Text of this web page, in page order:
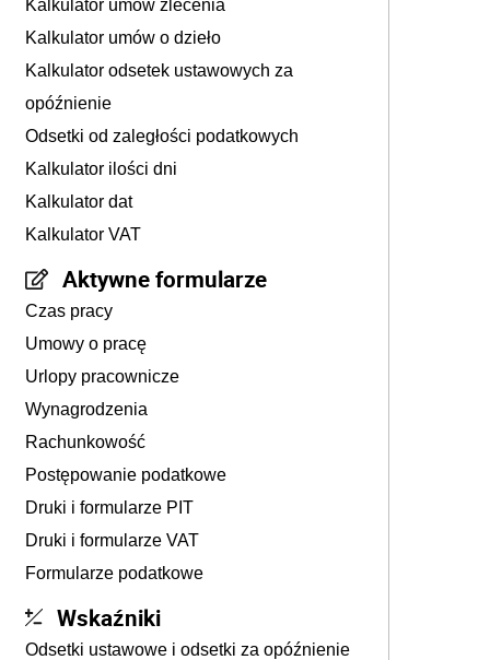
Kalkulator umów zlecenia
Kalkulator umów o dzieło
Kalkulator odsetek ustawowych za
opóźnienie
Odsetki od zaległości podatkowych
Kalkulator ilości dni
Kalkulator dat
Kalkulator VAT
Aktywne formularze
Czas pracy
Umowy o pracę
Urlopy pracownicze
Wynagrodzenia
Rachunkowość
Postępowanie podatkowe
Druki i formularze PIT
Druki i formularze VAT
Formularze podatkowe
Wskaźniki
Odsetki ustawowe i odsetki za opóźnienie